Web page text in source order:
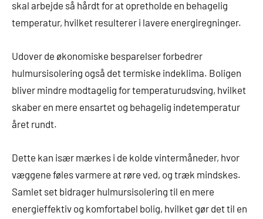
skal arbejde så hårdt for at opretholde en behagelig
temperatur, hvilket resulterer i lavere energiregninger.
Udover de økonomiske besparelser forbedrer
hulmursisolering også det termiske indeklima. Boligen
bliver mindre modtagelig for temperaturudsving, hvilket
skaber en mere ensartet og behagelig indetemperatur
året rundt.
Dette kan især mærkes i de kolde vintermåneder, hvor
væggene føles varmere at røre ved, og træk mindskes.
Samlet set bidrager hulmursisolering til en mere
energieffektiv og komfortabel bolig, hvilket gør det til en